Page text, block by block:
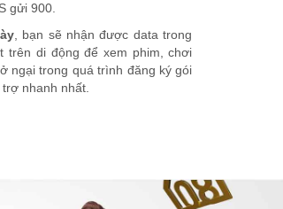
gửi 900.
, bạn sẽ nhận được data trong
trên di động để xem phim, chơi
ngại trong quá trình đăng ký gói
nhanh nhất.